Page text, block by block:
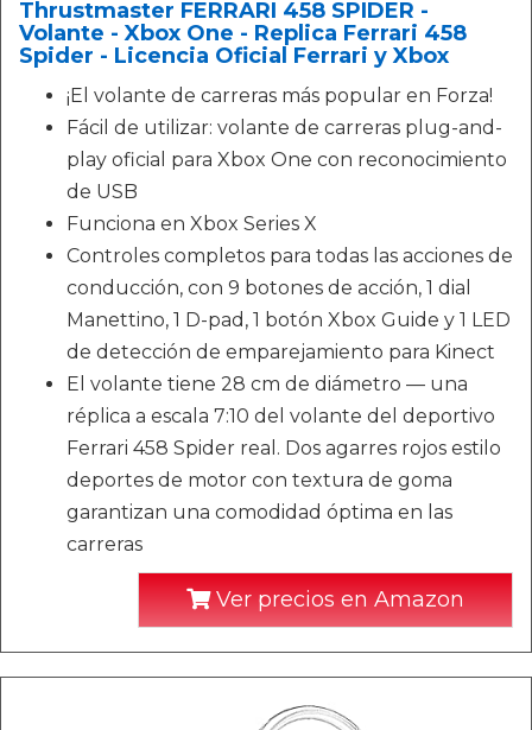
Thrustmaster FERRARI 458 SPIDER -
Volante - Xbox One - Replica Ferrari 458
Spider - Licencia Oficial Ferrari y Xbox
¡El volante de carreras más popular en Forza!
Fácil de utilizar: volante de carreras plug-and-
play oficial para Xbox One con reconocimiento
de USB
Funciona en Xbox Series X
Controles completos para todas las acciones de
conducción, con 9 botones de acción, 1 dial
Manettino, 1 D-pad, 1 botón Xbox Guide y 1 LED
de detección de emparejamiento para Kinect
El volante tiene 28 cm de diámetro — una
réplica a escala 7:10 del volante del deportivo
Ferrari 458 Spider real. Dos agarres rojos estilo
deportes de motor con textura de goma
garantizan una comodidad óptima en las
carreras
Ver precios en Amazon